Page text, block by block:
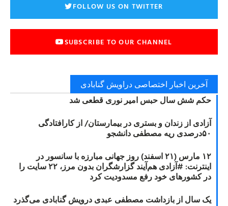
FOLLOW US ON TWITTER
SUBSCRIBE TO OUR CHANNEL
آخرین اخبار اختصاصی دراویش گنابادی
حکم شش سال حبس امیر نوری قطعی شد
آزادی از زندان و بستری در بیمارستان/ از کارافتادگی
۵۰درصدی ریه مصطفی دانشجو
۱۲ مارس (۲۱ اسفند) روز جهانی مبارزه با سانسور در
اینترنت: #آزادی هم‌آیند گزارشگران‌ بدون مرز، ۲۲ سایت را
در کشورهای خود رفع مسدودیت کرد
یک سال از بازداشت مصطفی عبدی درویش گنابادی می‌گذرد